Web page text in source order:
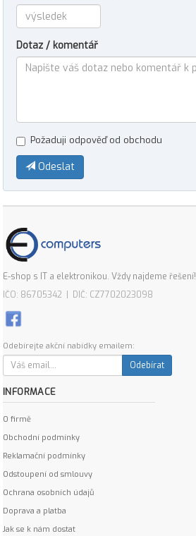
Dotaz / komentář
Požaduji odpověď od obchodu
Odeslat
E-shop s IT a elektronikou. Vždy najdeme řešení!
IČO: 86705342 | DIČ: CZ7702023098
Odebírejte akční nabídky emailem:
Odebírat
INFORMACE
O firmě
Obchodní podmínky
Reklamační podmínky
Odstoupení od smlouvy
Ochrana osobních údajů
Doprava a platba
Jak se k nám dostat